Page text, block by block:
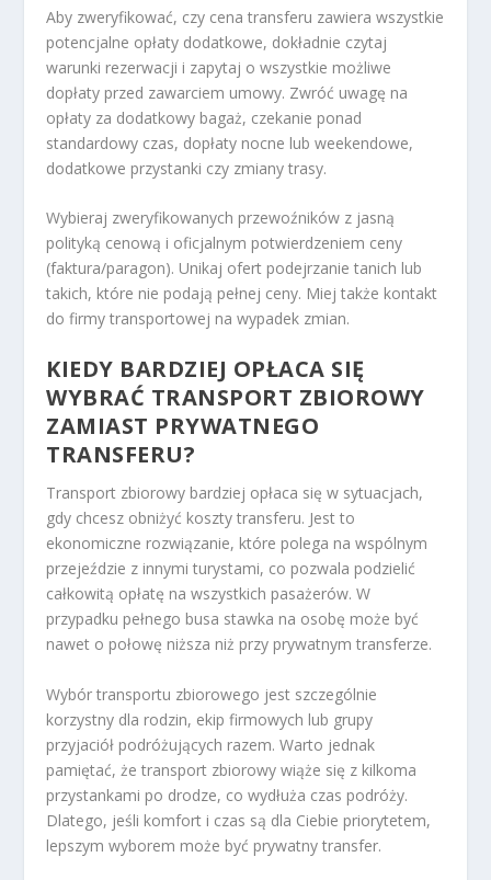
Aby zweryfikować, czy cena transferu zawiera wszystkie
potencjalne opłaty dodatkowe, dokładnie czytaj
warunki rezerwacji i zapytaj o wszystkie możliwe
dopłaty przed zawarciem umowy. Zwróć uwagę na
opłaty za dodatkowy bagaż, czekanie ponad
standardowy czas, dopłaty nocne lub weekendowe,
dodatkowe przystanki czy zmiany trasy.
Wybieraj zweryfikowanych przewoźników z jasną
polityką cenową i oficjalnym potwierdzeniem ceny
(faktura/paragon). Unikaj ofert podejrzanie tanich lub
takich, które nie podają pełnej ceny. Miej także kontakt
do firmy transportowej na wypadek zmian.
KIEDY BARDZIEJ OPŁACA SIĘ
WYBRAĆ TRANSPORT ZBIOROWY
ZAMIAST PRYWATNEGO
TRANSFERU?
Transport zbiorowy bardziej opłaca się w sytuacjach,
gdy chcesz obniżyć koszty transferu. Jest to
ekonomiczne rozwiązanie, które polega na wspólnym
przejeździe z innymi turystami, co pozwala podzielić
całkowitą opłatę na wszystkich pasażerów. W
przypadku pełnego busa stawka na osobę może być
nawet o połowę niższa niż przy prywatnym transferze.
Wybór transportu zbiorowego jest szczególnie
korzystny dla rodzin, ekip firmowych lub grupy
przyjaciół podróżujących razem. Warto jednak
pamiętać, że transport zbiorowy wiąże się z kilkoma
przystankami po drodze, co wydłuża czas podróży.
Dlatego, jeśli komfort i czas są dla Ciebie priorytetem,
lepszym wyborem może być prywatny transfer.